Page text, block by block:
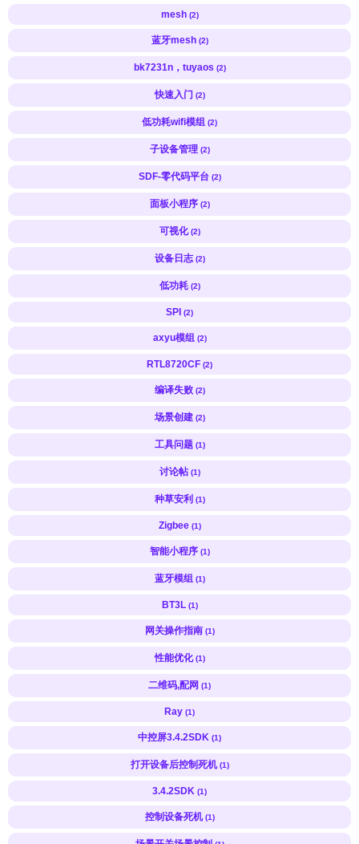
mesh (2)
蓝牙mesh (2)
bk7231n，tuyaos (2)
快速入门 (2)
低功耗wifi模组 (2)
子设备管理 (2)
SDF-零代码平台 (2)
面板小程序 (2)
可视化 (2)
设备日志 (2)
低功耗 (2)
SPI (2)
axyu模组 (2)
RTL8720CF (2)
编译失败 (2)
场景创建 (2)
工具问题 (1)
讨论帖 (1)
种草安利 (1)
Zigbee (1)
智能小程序 (1)
蓝牙模组 (1)
BT3L (1)
网关操作指南 (1)
性能优化 (1)
二维码,配网 (1)
Ray (1)
中控屏3.4.2SDK (1)
打开设备后控制死机 (1)
3.4.2SDK (1)
控制设备死机 (1)